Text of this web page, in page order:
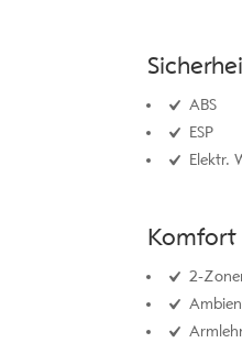
ABS
ESP
Elektr.
Komfort
2-